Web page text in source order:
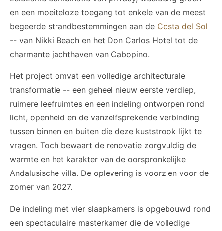
en een moeiteloze toegang tot enkele van de meest
begeerde strandbestemmingen aan de Costa del Sol
-- van Nikki Beach en het Don Carlos Hotel tot de
charmante jachthaven van Cabopino.
Het project omvat een volledige architecturale
transformatie -- een geheel nieuw eerste verdiep,
ruimere leefruimtes en een indeling ontworpen rond
licht, openheid en de vanzelfsprekende verbinding
tussen binnen en buiten die deze kuststrook lijkt te
vragen. Toch bewaart de renovatie zorgvuldig de
warmte en het karakter van de oorspronkelijke
Andalusische villa. De oplevering is voorzien voor de
zomer van 2027.
De indeling met vier slaapkamers is opgebouwd rond
een spectaculaire masterkamer die de volledige